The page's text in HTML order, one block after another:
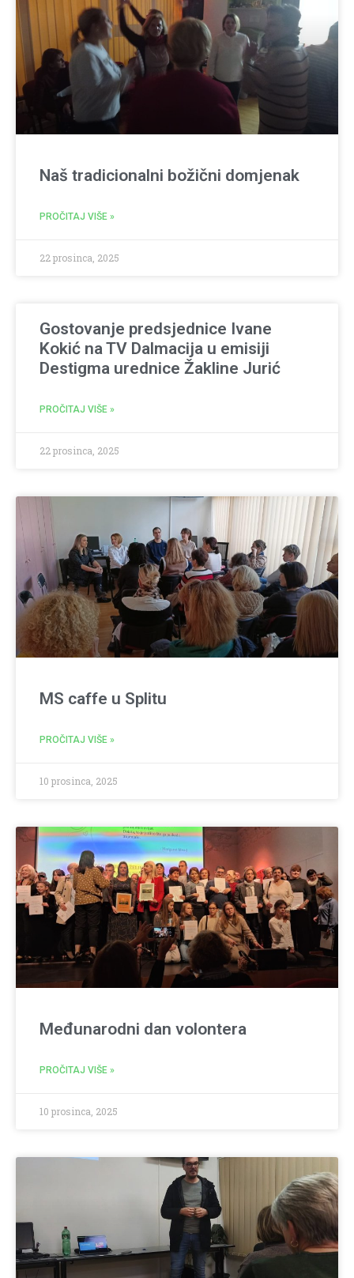
Naš tradicionalni božični domjenak
PROČITAJ VIŠE »
22 prosinca, 2025
Gostovanje predsjednice Ivane
Kokić na TV Dalmacija u emisiji
Destigma urednice Žakline Jurić
PROČITAJ VIŠE »
22 prosinca, 2025
MS caffe u Splitu
PROČITAJ VIŠE »
10 prosinca, 2025
Međunarodni dan volontera
PROČITAJ VIŠE »
10 prosinca, 2025